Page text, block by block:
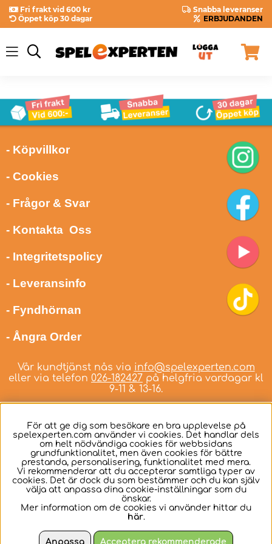
Fri frakt vid 600 kr
Snabba leveranser
Öppet köp 30 dagar
ERBJUDANDEN
- Köpvillkor
- Cookies
- Frågor & Svar
- Kontakta Oss
- Integritetspolicy
- Leveransinfo
- Fyndhörnan
- Ångra Order
Vår kundtjänst nås via info@spelexperten.com
eller via telefon 026-182427 på helgfria vardagar kl
9-11 & 13-16.
Svenska
För att ge dig som besökare en bra upplevelse på
spelexperten.com använder vi cookies. Det handlar dels
om helt nödvändiga cookies för webbsidans
grundfunktionalitet, men även cookies för bättre
prestanda, personalisering, funktionalitet med mera.
Vi rekommenderar att du accepterar samtliga typer av
cookies. Det är dock du som bestämmer och du kan själv
välja att anpassa dina cookie-inställningar som du
önskar.
Mer information om de cookies vi använder hittar du
här.
Anpassa Acceptera rekommenderade